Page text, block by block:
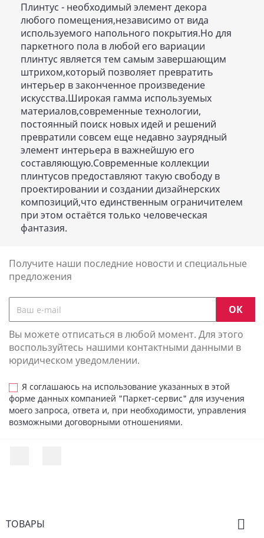
Плинтус - необходимый элемент декора
любого помещения,независимо от вида
используемого напольного покрытия.Но для
паркетного пола в любой его вариации
плинтус является тем самым завершающим
штрихом,который позволяет превратить
интерьер в законченное произведение
искусства.Широкая гамма используемых
материалов,современные технологии,
постоянный поиск новых идей и решений
превратили совсем еще недавно заурядный
элемент интерьера в важнейшую его
составляющую.Современные коллекции
плинтусов предоставляют такую свободу в
проектировании и создании дизайнерских
композиций,что единственным ограничителем
при этом остаётся только человеческая
фантазия.
Получите наши последние новости и специальные
предложения
Вы можете отписаться в любой момент. Для этого
воспользуйтесь нашими контактными данными в
юридическом уведомлении.
Я соглашаюсь на использование указанных в этой
форме данных компанией "Паркет-сервис" для изучения
моего запроса, ответа и, при необходимости, управления
возможными договорными отношениями.
ТОВАРЫ 